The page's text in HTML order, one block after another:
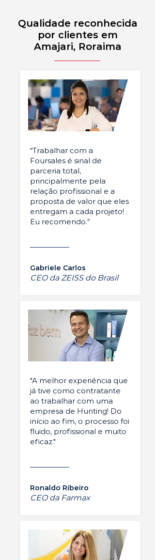
Qualidade reconhecida
por clientes em
Amajari, Roraima
“Trabalhar com a
Foursales é sinal de
parceria total,
principalmente pela
relação profissional e a
proposta de valor que eles
entregam a cada projeto!
Eu recomendo.”
Gabriele Carlos
CEO da ZEISS do Brasil
"A melhor experiência que
já tive como contratante
ao trabalhar com uma
empresa de Hunting! Do
início ao fim, o processo foi
fluido, profissional e muito
eficaz."
Ronaldo Ribeiro
CEO da Farmax